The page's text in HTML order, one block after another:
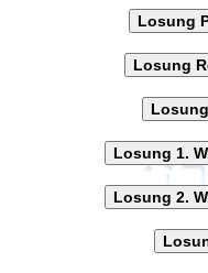
Losung
Losung
Losung 1.
Losung 2.